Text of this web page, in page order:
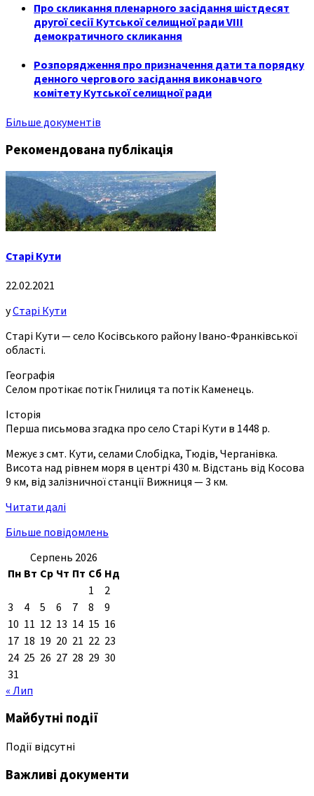
Про скликання пленарного засідання шістдесят
другої сесії Кутської селищної ради VIII
демократичного скликання
Розпорядження про призначення дати та порядку
денного чергового засідання виконавчого
комітету Кутської селищної ради
Більше документів
Рекомендована публікація
Старі Кути
22.02.2021
уСтарі Кути
Старі Кути — село Косівського району Івано-Франківської
області.
Географія
Селом протікає потік Гнилиця та потік Каменець.
Історія
Перша письмова згадка про село Старі Кути в 1448 р.
Межує з смт. Кути, селами Слобідка, Тюдів, Черганівка.
Висота над рівнем моря в центрі 430 м. Відстань від Косова
9 км, від залізничної станції Вижниця — 3 км.
Читати далі
Більше повідомлень
Серпень 2026
Пн Вт Ср Чт Пт Сб Нд
1
2
3
4 5 6 7 8
9
10 11 12 13 14 15 16
17 18 19 20 21 22 23
24 25 26 27 28 29 30
31
« Лип
Майбутні події
Події відсутні
Важливі документи